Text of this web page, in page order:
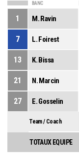
BANC
1 M. Ravin
7 L. Foirest
13 K. Bissa
21 N. Marcin
27 E. Gosselin
Team / Coach
TOTAUX EQUIPE